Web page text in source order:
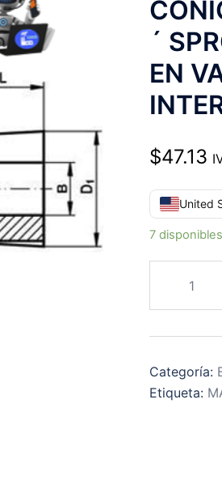
´
EN
$47.13
United
7 disponibles
TAPER-
LOCK
MARTIN
(
Categoría:
Etiqueta: